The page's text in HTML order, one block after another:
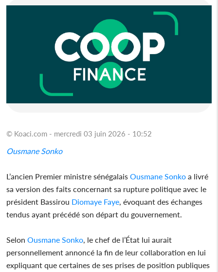
© Koaci.com - mercredi 03 juin 2026 - 10:52
Ousmane Sonko
L’ancien Premier ministre sénégalaisOusmane Sonko a livré
sa version des faits concernant sa rupture politique avec le
président Bassirou Diomaye Faye , évoquant des échanges
tendus ayant précédé son départ du gouvernement.
SelonOusmane Sonko , le chef de l’État lui aurait
personnellement annoncé la fin de leur collaboration en lui
expliquant que certaines de ses prises de position publiques